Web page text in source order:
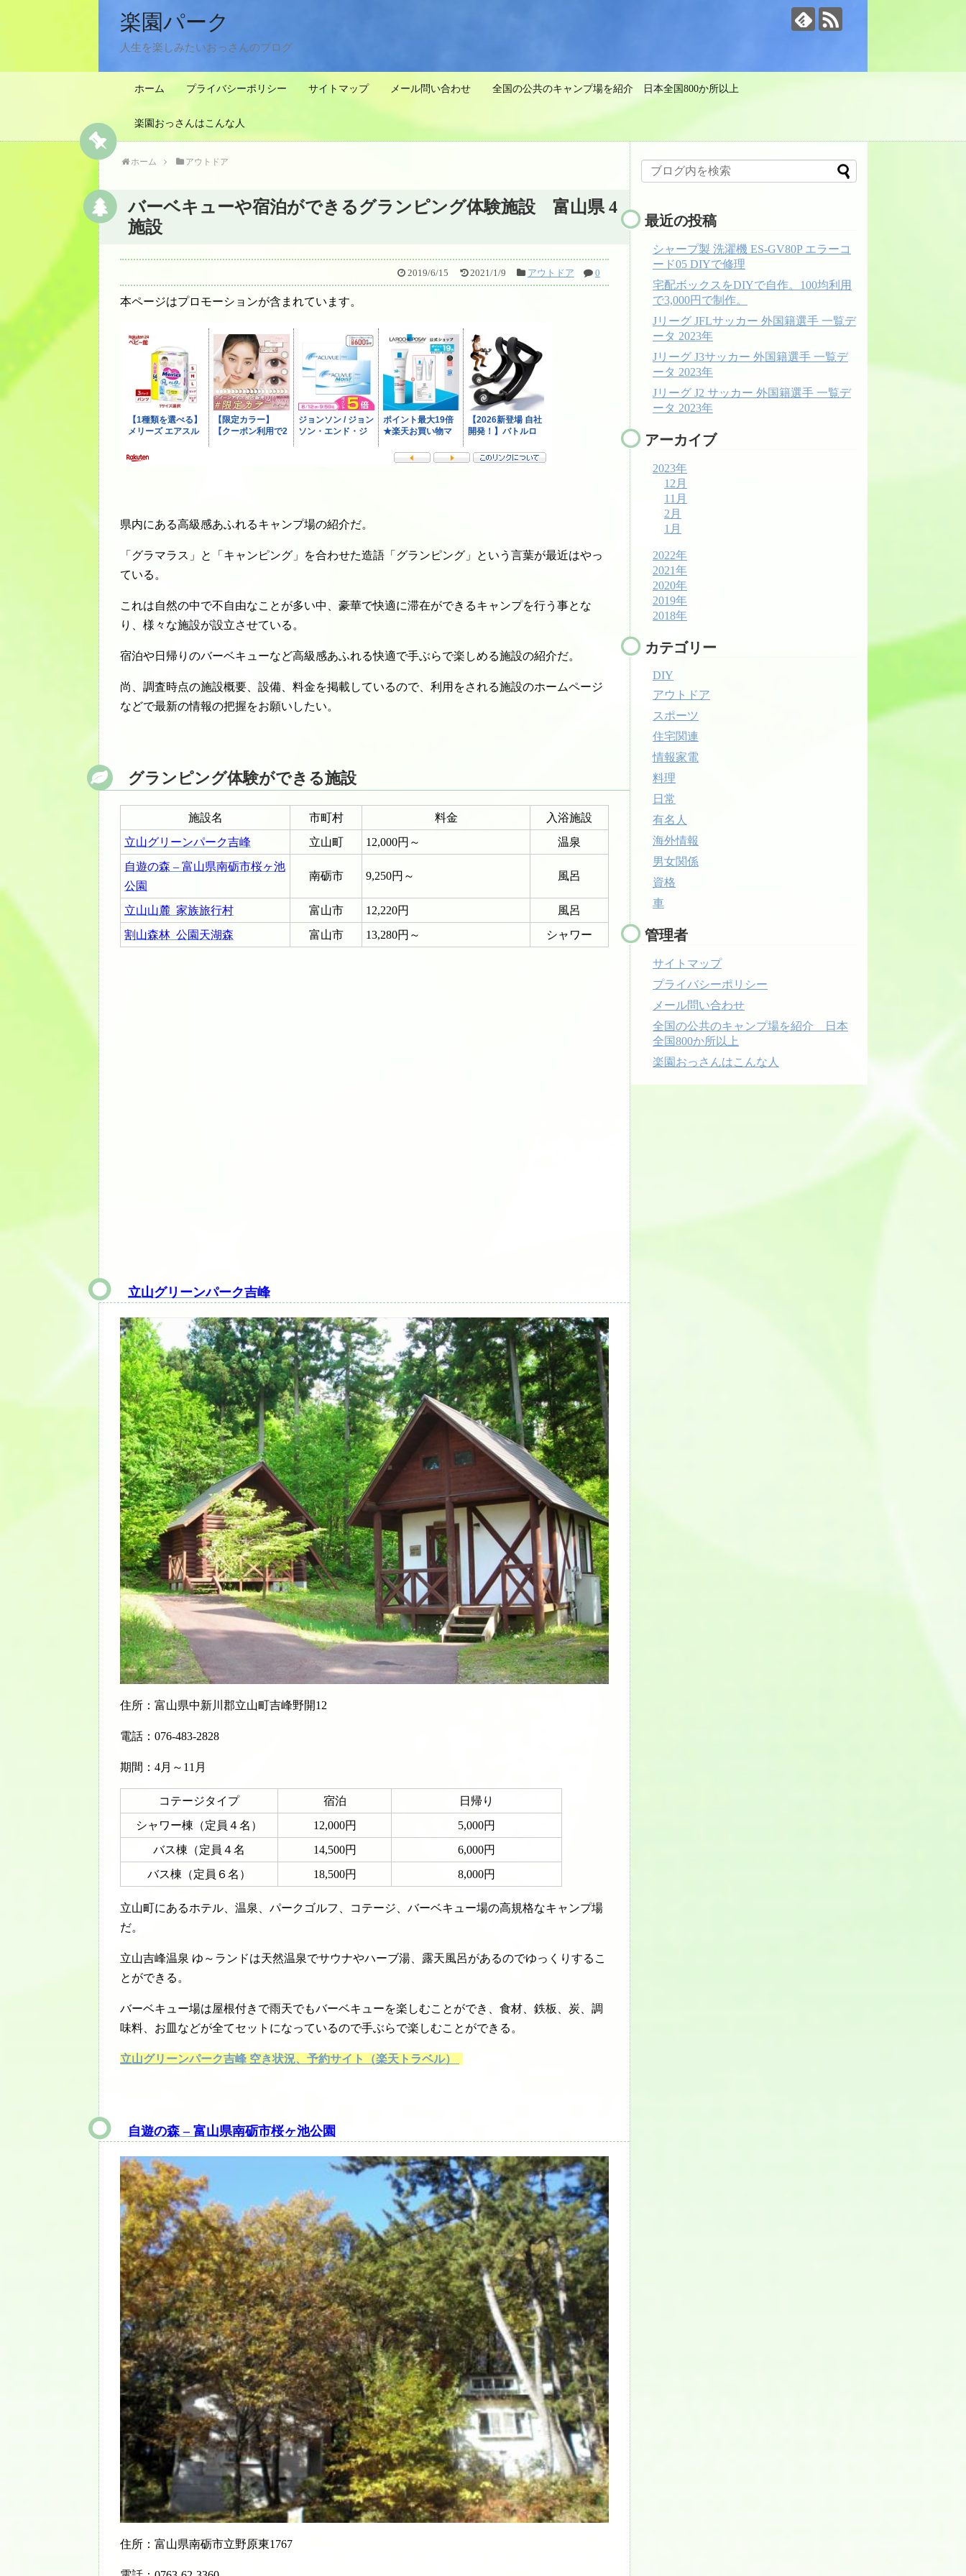
楽園パーク
人生を楽しみたいおっさんのブログ
ホーム プライバシーポリシー サイトマップ メール問い合わせ 全国の公共のキャンプ場を紹介 日本全国800か所以上
楽園おっさんはこんな人
ホーム アウトドア
バーベキューや宿泊ができるグランピング体験施設 富山県 4
施設
2019/6/15 2021/1/9 アウトドア 0
本ページはプロモーションが含まれています。
県内にある高級感あふれるキャンプ場の紹介だ。
「グラマラス」と「キャンピング」を合わせた造語「グランピング」という言葉が最近はやっ
ている。
これは自然の中で不自由なことが多い中、豪華で快適に滞在ができるキャンプを行う事とな
り、様々な施設が設立させている。
宿泊や日帰りのバーベキューなど高級感あふれる快適で手ぶらで楽しめる施設の紹介だ。
尚、調査時点の施設概要、設備、料金を掲載しているので、利用をされる施設のホームページ
などで最新の情報の把握をお願いしたい。
グランピング体験ができる施設
施設名 市町村 料金
入浴施設
立山グリーンパーク吉峰
立山町 12,000円～
温泉
自遊の森 – 富山県南砺市桜ヶ池
公園
南砺市 9,250円～ 風呂
立山山麓 家族旅行村 富山市 12,220円
風呂
割山森林 公園天湖森
富山市 13,280円～ シャワー
立山グリーンパーク吉峰
住所：富山県中新川郡立山町吉峰野開12
電話：076-483-2828
期間：4月～11月
コテージタイプ 宿泊
日帰り
シャワー棟（定員４名）
12,000円
5,000円
バス棟（定員４名
14,500円
6,000円
バス棟（定員６名）
18,500円 8,000円
立山町にあるホテル、温泉、パークゴルフ、コテージ、バーベキュー場の高規格なキャンプ場
だ。
立山吉峰温泉 ゆ～ランドは天然温泉でサウナやハーブ湯、露天風呂があるのでゆっくりするこ
とができる。
バーベキュー場は屋根付きで雨天でもバーベキューを楽しむことができ、食材、鉄板、炭、調
味料、お皿などが全てセットになっているので手ぶらで楽しむことができる。
立山グリーンパーク吉峰 空き状況、予約サイト（楽天トラベル）
自遊の森 – 富山県南砺市桜ヶ池公園
住所：富山県南砺市立野原東1767
最近の投稿
シャープ製 洗濯機 ES-GV80P エラーコ
ード05 DIYで修理
宅配ボックスをDIYで自作。100均利用
で3,000円で制作。
Jリーグ JFLサッカー 外国籍選手 一覧デ
ータ 2023年
Jリーグ J3サッカー 外国籍選手 一覧デ
ータ 2023年
Jリーグ J2 サッカー 外国籍選手 一覧デ
ータ 2023年
アーカイブ
2023年
12月
11月
2月
1月
2022年
2021年
2020年
2019年
2018年
カテゴリー
DIY
アウトドア
スポーツ
住宅関連
情報家電
料理
日常
有名人
海外情報
男女関係
資格
車
管理者
サイトマップ
プライバシーポリシー
メール問い合わせ
全国の公共のキャンプ場を紹介 日本
全国800か所以上
楽園おっさんはこんな人